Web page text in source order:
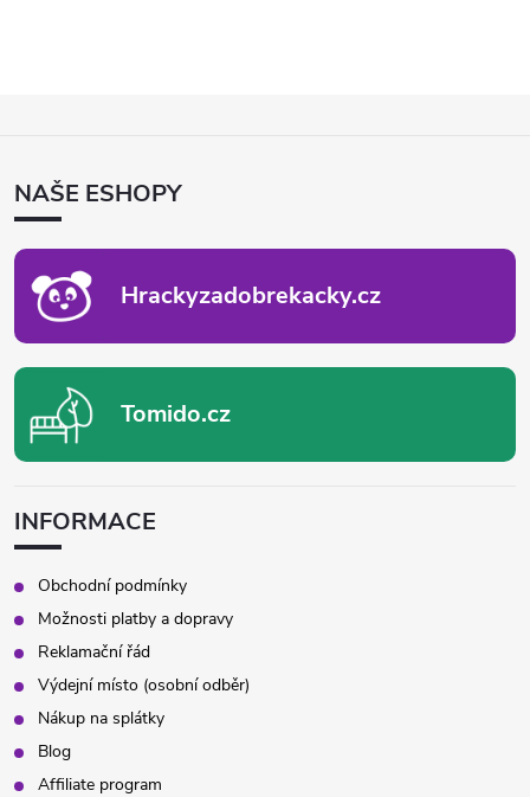
ANAŠE ESHOPY
Hrackyzadobrekacky.cz
Tomido.cz
INFORMACE
Obchodní podmínky
Možnosti platby a dopravy
Reklamační řád
Výdejní místo (osobní odběr)
Nákup na splátky
Blog
Affiliate program